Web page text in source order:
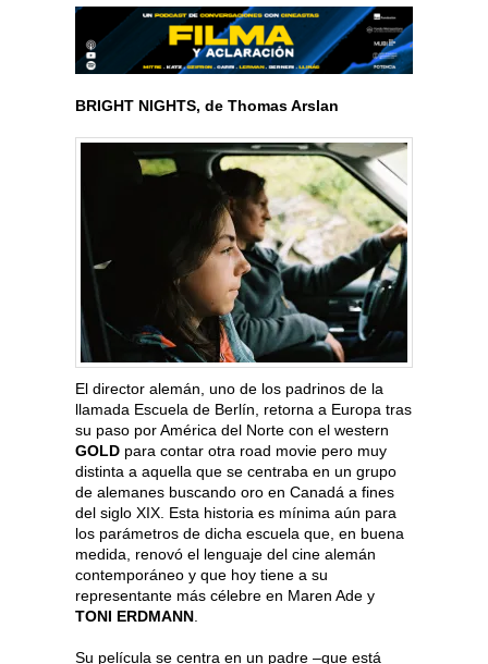
BRIGHT NIGHTS, de Thomas Arslan
El director alemán, uno de los padrinos de la
llamada Escuela de Berlín, retorna a Europa tras
su paso por América del Norte con el western
GOLD para contar otra road movie pero muy
distinta a aquella que se centraba en un grupo
de alemanes buscando oro en Canadá a fines
del siglo XIX. Esta historia es mínima aún para
los parámetros de dicha escuela que, en buena
medida, renovó el lenguaje del cine alemán
contemporáneo y que hoy tiene a su
representante más célebre en Maren Ade y
TONI ERDMANN
Su película se centra en un padre –que está